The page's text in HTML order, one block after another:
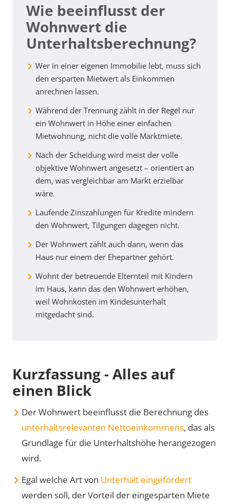
Wie beeinflusst der
Wohnwert die
Unterhaltsberechnung?
Wer in einer eigenen Immobilie lebt, muss sich
den ersparten Mietwert als Einkommen
anrechnen lassen.
Während der Trennung zählt in der Regel nur
ein Wohnwert in Höhe einer einfachen
Mietwohnung, nicht die volle Marktmiete.
Nach der Scheidung wird meist der volle
objektive Wohnwert angesetzt – orientiert an
dem, was vergleichbar am Markt erzielbar
wäre.
Laufende Zinszahlungen für Kredite mindern
den Wohnwert, Tilgungen dagegen nicht.
Der Wohnwert zählt auch dann, wenn das
Haus nur einem der Ehepartner gehört.
Wohnt der betreuende Elternteil mit Kindern
im Haus, kann das den Wohnwert erhöhen,
weil Wohnkosten im Kindesunterhalt
mitgedacht sind.
Kurzfassung - Alles auf
einen Blick
Der Wohnwert beeinflusst die Berechnung des
unterhaltsrelevanten Nettoeinkommens, das als
Grundlage für die Unterhaltshöhe herangezogen
wird.
Egal welche Art von Unterhalt eingefordert
werden soll, der Vorteil der eingesparten Miete